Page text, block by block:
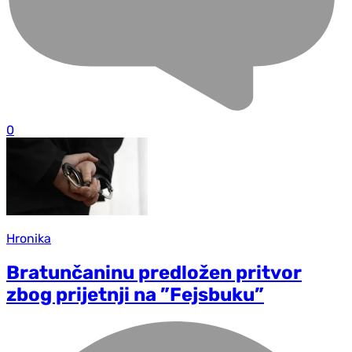
0
Hronika
Bratunčaninu predložen pritvor
zbog prijetnji na ”Fejsbuku”